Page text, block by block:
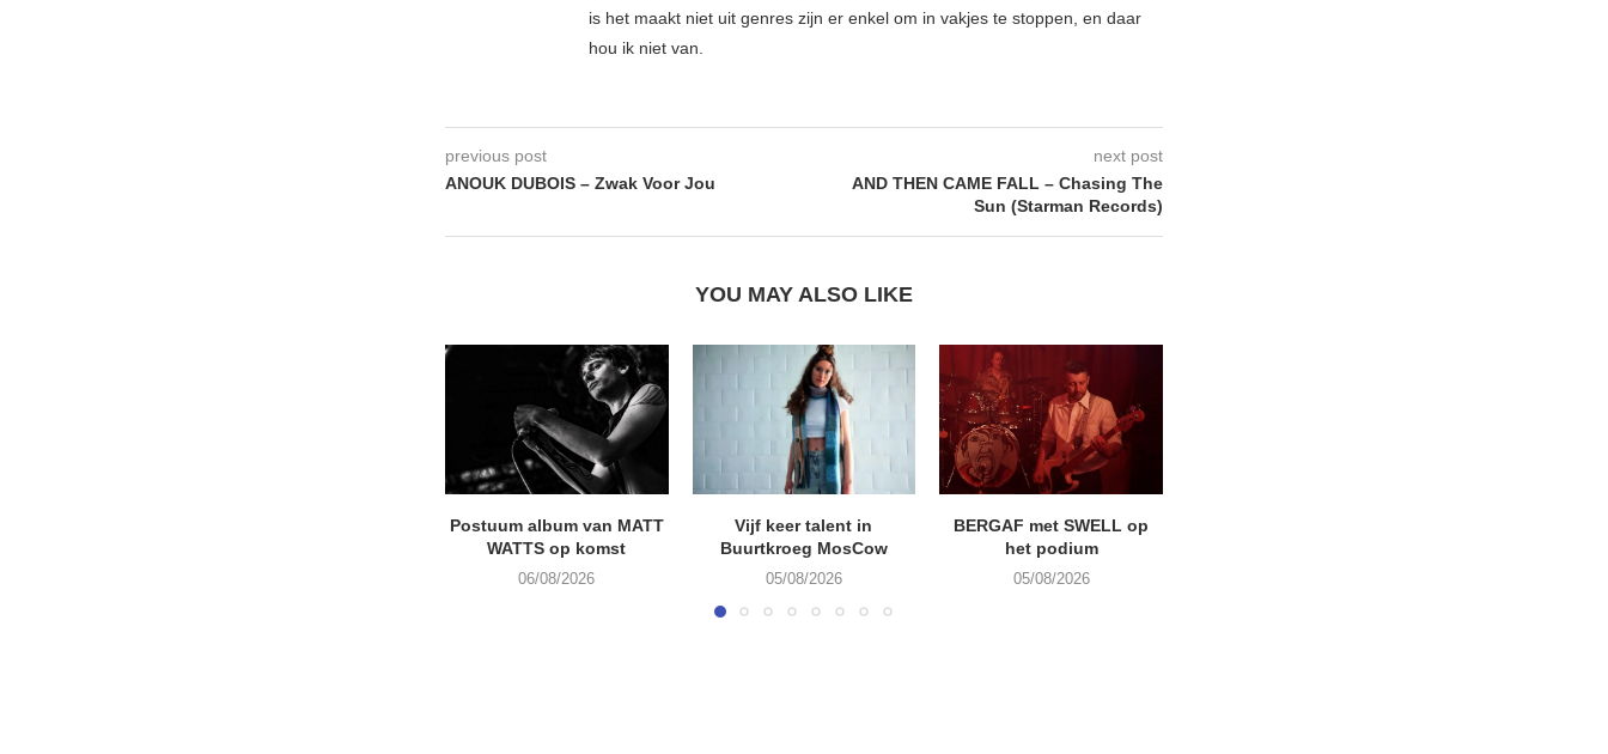
is het maakt niet uit genres zijn er enkel om in vakjes te stoppen, en daar
hou ik niet van.
previous post
ANOUK DUBOIS – Zwak Voor Jou
next post
AND THEN CAME FALL – Chasing The
Sun (Starman Records)
YOU MAY ALSO LIKE
Postuum album van MATT
WATTS op komst
06/08/2026
Vijf keer talent in
Buurtkroeg MosCow
05/08/2026
BERGAF met SWELL op
het podium
05/08/2026